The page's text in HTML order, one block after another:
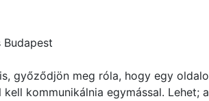
győződjön meg róla, hogy egy
kommunikálnia egymással. Lehet;